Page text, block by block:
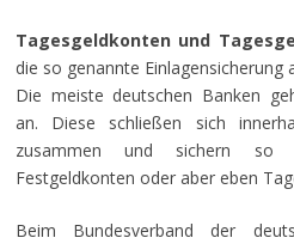
Tagesgeldkonten und
die so genannte Einlagensicherung
Die meiste deutschen Banken
an. Diese schließen sich
zusammen und sichern so
Festgeldkonten oder aber eben
Beim Bundesverband der